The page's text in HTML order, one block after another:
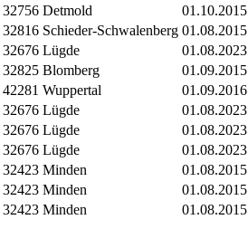
32756 Detmold 01.10.2015
32816 Schieder-Schwalenberg 01.08.2015
32676 Lügde 01.08.2023
32825 Blomberg 01.09.2015
42281 Wuppertal 01.09.2016
32676 Lügde 01.08.2023
32676 Lügde 01.08.2023
32676 Lügde 01.08.2023
32423 Minden 01.08.2015
32423 Minden 01.08.2015
32423 Minden 01.08.2015